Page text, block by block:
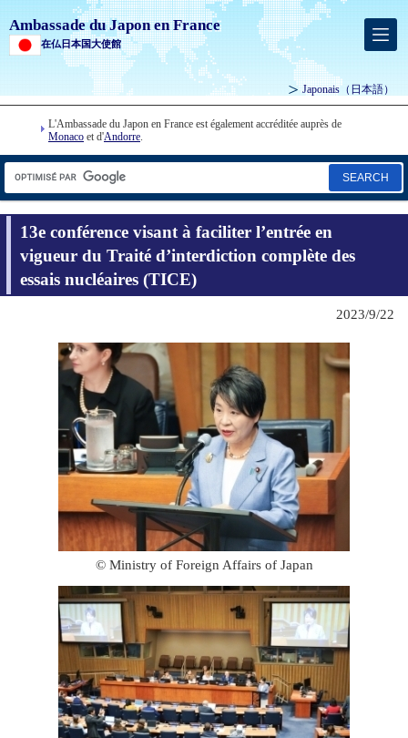
Ambassade du Japon en France
在仏日本国大使館
Japonais （日本語）
L'Ambassade du Japon en France est également accréditée auprès de
Monaco et d'Andorre.
SEARCH
13e conférence visant à faciliter l’entrée en
vigueur du Traité d’interdiction complète des
essais nucléaires (TICE)
2023/9/22
© Ministry of Foreign Affairs of Japan